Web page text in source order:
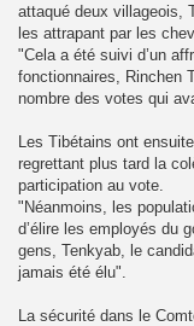
attaqué deux villageois,
les attrapant par les
"Cela a été suivi d’un
fonctionnaires, Rinchen
nombre des votes qui
Les Tibétains ont
regrettant plus tard la
participation au vote.
"Néanmoins, les
d’élire les employés du
gens, Tenkyab, le
jamais été élu".
La sécurité dans le